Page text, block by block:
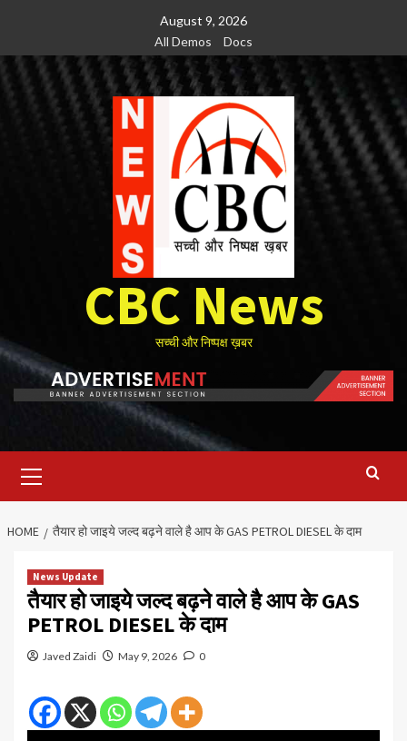
content
August 9, 2026
All Demos
Docs
CBC News
सच्ची और निष्पक्ष ख़बर
Menu
HOME तैयार हो जाइये जल्द बढ़ने वाले है आप के GAS PETROL DIESEL के दाम
News Update
तैयार हो जाइये जल्द बढ़ने वाले है आप के GAS
PETROL DIESEL के दाम
Javed Zaidi May 9, 2026 0